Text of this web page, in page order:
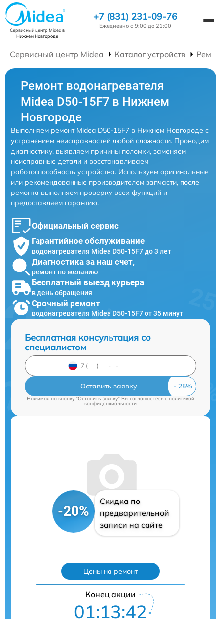
Сервисный центр Mideaв
Нижнем Новгороде
+7 (831) 231-09-76
Ежедневно с 9:00 до 21:00
Сервисный центр Midea Каталог устройств
Ремонт водонагревателя
Midea D50-15F7 в Нижнем
Новгороде
Выполняем ремонт Midea D50-15F7 в Нижнем Новгороде с
устранением неисправностей любой сложности. Проводим
диагностику, выявляем причины поломки, заменяем
неисправные детали и восстанавливаем
работоспособность устройства. Используем оригинальные
или рекомендованные производителем запчасти, после
ремонта выполняем проверку всех функций и
предоставляем гарантию.
Официальный сервис
Гарантийное обслуживание
водонагревателя Midea D50-15F7 до 3 лет
Диагностика за наш счет,
ремонт по желанию
Бесплатный выезд курьера
в день обращения
Срочный ремонт
водонагревателя Midea D50-15F7 от 35 минут
Бесплатная консультация со
специалистом
Оставить заявку
Нажимая на кнопку "Оставить заявку" Вы соглашаетесь cполитикой
конфиденциальности
-20%
Скидка по
предварительной
записи на сайте
Цены на ремонт
Конец акции
01:13:41